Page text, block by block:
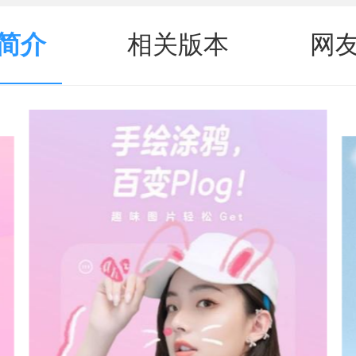
介 相关版本 网